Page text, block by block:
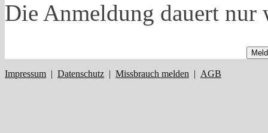
Die Anmeldung dauert
Impressum | Datenschutz | Missbrauch melden | AGB